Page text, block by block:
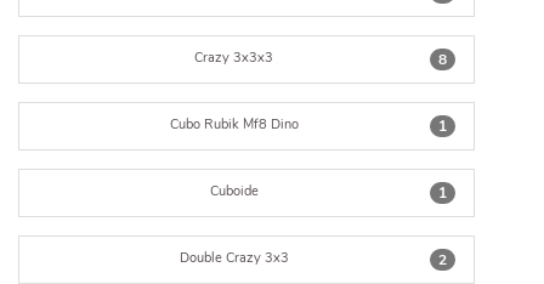
8
Crazy 3x3x3
1
Cubo Rubik Mf8 Dino
1
Cuboide
2
Double Crazy 3x3